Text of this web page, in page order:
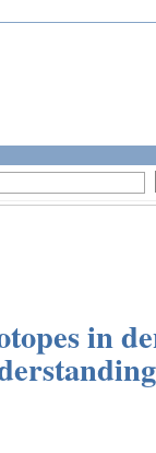
in